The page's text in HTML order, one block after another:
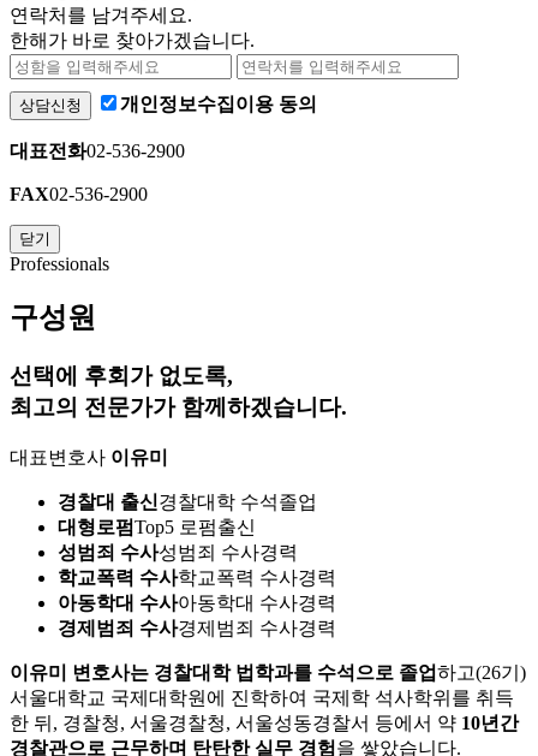
연락처를 남겨주세요.
한해가 바로 찾아가겠습니다.
상담신청 개인정보수집이용 동의
대표전화02-536-2900
FAX02-536-2900
닫기
Professionals
구성원
선택에 후회가 없도록,
최고의 전문가가 함께하겠습니다.
대표변호사 이유미
경찰대 출신경찰대학 수석졸업
대형로펌Top5 로펌출신
성범죄 수사성범죄 수사경력
학교폭력 수사학교폭력 수사경력
아동학대 수사아동학대 수사경력
경제범죄 수사경제범죄 수사경력
이유미 변호사는 경찰대학 법학과를 수석으로 졸업하고(26기)
서울대학교 국제대학원에 진학하여 국제학 석사학위를 취득
한 뒤, 경찰청, 서울경찰청, 서울성동경찰서 등에서 약 10년간
경찰관으로 근무하며 탄탄한 실무 경험 을 쌓았습니다.